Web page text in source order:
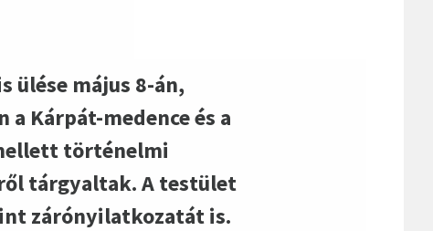
ülése május 8-án,
a Kárpát-medence és a
történelmi
tárgyaltak. A testület
zárónyilatkozatát is.